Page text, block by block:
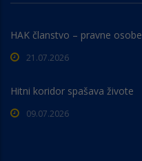
HAK članstvo – pravne osobe
21.07.2026
Hitni koridor spašava živote
09.07.2026